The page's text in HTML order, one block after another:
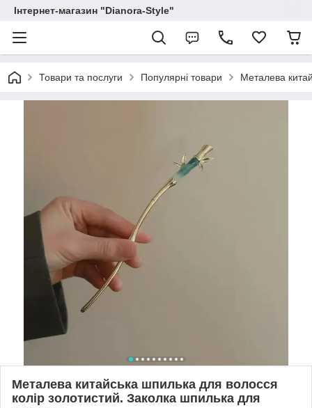
Інтернет-магазин "Dianora-Style"
Товари та послуги Популярні товари Металева
Металева китайська шпилька для волосся
колір золотистий. Заколка шпилька для